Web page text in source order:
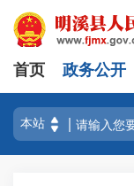
首页 政务公开